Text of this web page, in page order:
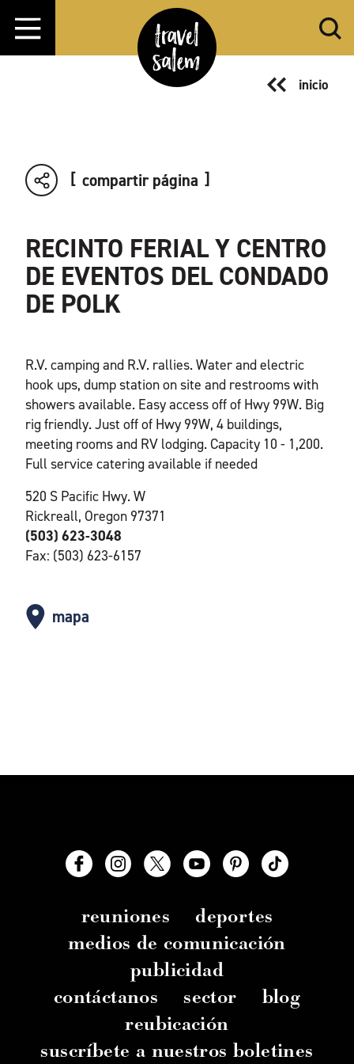
Ir al contenido
inicio
compartir página
RECINTO FERIAL Y CENTRO
DE EVENTOS DEL CONDADO
DE POLK
R.V. camping and R.V. rallies. Water and electric
hook ups, dump station on site and restrooms with
showers available. Easy access off of Hwy 99W. Big
rig friendly. Just off of Hwy 99W, 4 buildings,
meeting rooms and RV lodging. Capacity 10 - 1,200.
Full service catering available if needed
520 S Pacific Hwy. W
Rickreall, Oregon 97371
(503) 623-3048
Fax: (503) 623-6157
mapa
reuniones
deportes
medios de comunicación
publicidad
contáctanos
sector
blog
reubicación
suscríbete a nuestros boletines